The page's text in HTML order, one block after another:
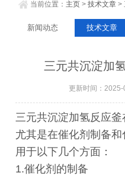
当前位置： 主页 >技术文章 >
新闻动态 技术文章
三元共沉淀加
更新时间：
三元共沉淀加氢反应釜
尤其是在催化剂制备
用于以下几个方面：
1.催化剂的制备